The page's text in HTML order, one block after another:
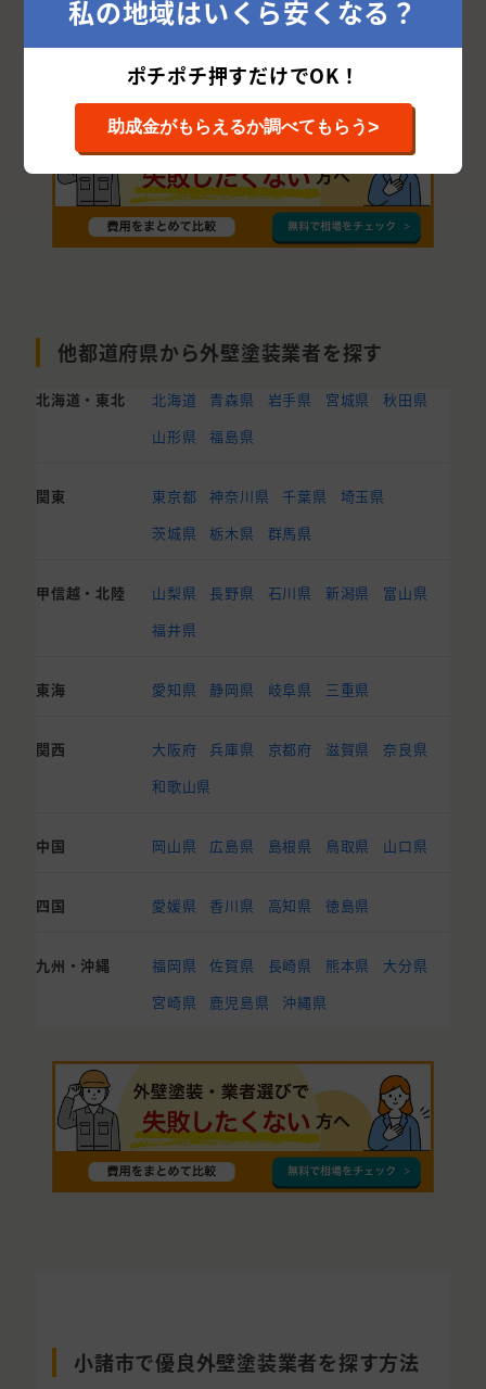
木曽郡
南佐久郡 下高井郡 下水内郡
他都道府県から外壁塗装業者を探す
北海道・東北 北海道 青森県 岩手県 宮城県
秋田県
山形県
福島県
関東 東京都 神奈川県 千葉県
埼玉県
茨城県
栃木県 群馬県
甲信越・北陸 山梨県 長野県 石川県 新潟県
富山県
福井県
東海 愛知県 静岡県 岐阜県 三重県
関西 大阪府 兵庫県 京都府 滋賀県
奈良県
和歌山県
中国 岡山県 広島県 島根県 鳥取県 山口県
四国 愛媛県 香川県 高知県 徳島県
九州・沖縄 福岡県 佐賀県 長崎県 熊本県
大分県
宮崎県
鹿児島県 沖縄県
小諸市で優良外壁塗装業者を探す方法
私の地域はいくら安くなる？
ポチポチ押すだけでOK！
助成金がもらえるか調べてもらう>